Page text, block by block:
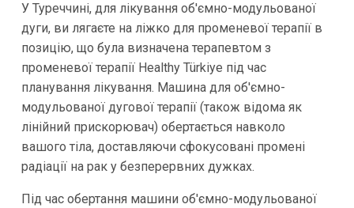
У Туреччині, для лікування об'ємно-модульованої
дуги, ви лягаєте на ліжко для променевої терапії в
позицію, що була визначена терапевтом з
променевої терапії Healthy Türkiye під час
планування лікування. Машина для об'ємно-
модульованої дугової терапії (також відома як
лінійний прискорювач) обертається навколо
вашого тіла, доставляючи сфокусовані промені
радіації на рак у безперервних дужках.
Під час обертання машини об'ємно-модульованої